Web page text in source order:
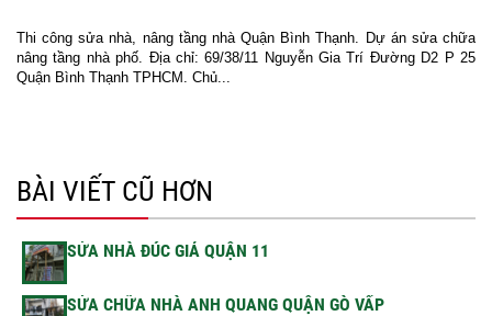
Thi công sửa nhà, nâng tầng nhà Quận Bình Thạnh. Dự án sửa chữa
nâng tầng nhà phố. Địa chỉ: 69/38/11 Nguyễn Gia Trí Đường D2 P 25
Quận Bình Thạnh TPHCM. Chủ...
BÀI VIẾT CŨ HƠN
SỬA NHÀ ĐÚC GIẢ QUẬN 11
SỬA CHỮA NHÀ ANH QUANG QUẬN GÒ VẤP